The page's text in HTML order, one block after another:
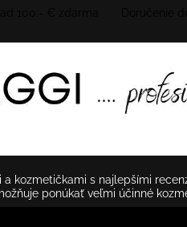
kozmetičkami s najlepšími
ponúkať veľmi účinné